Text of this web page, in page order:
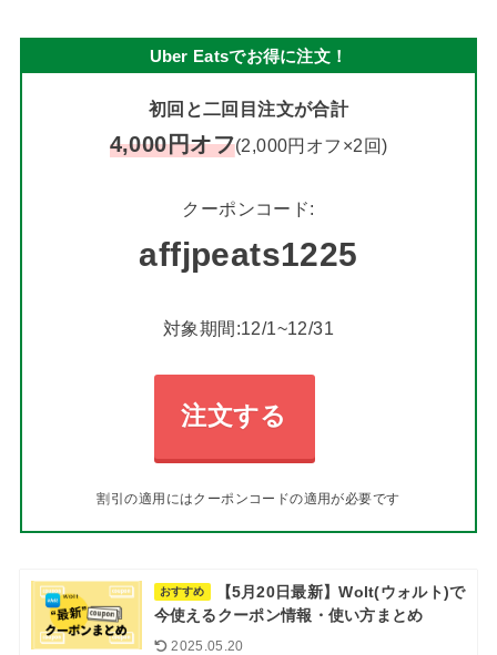
Uber Eatsでお得に注文！
初回と二回目注文が合計
4,000円オフ(2,000円オフ×2回)
クーポンコード:
affjpeats1225
対象期間:12/1~12/31
注文する
割引の適用にはクーポンコードの適用が必要です
おすすめ
【5月20日最新】Wolt(ウォルト)で
今使えるクーポン情報・使い方まとめ
2025.05.20